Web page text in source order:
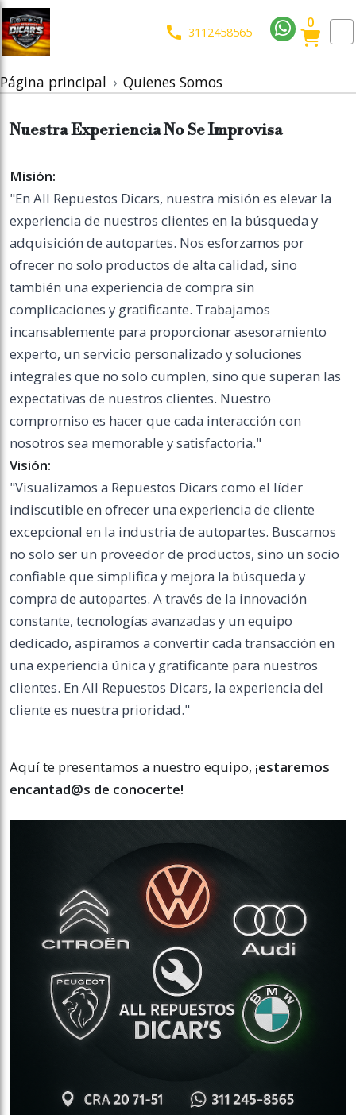
slideout menu. 3112458565
0
Página principal Quienes Somos
Nuestra Experiencia No Se Improvisa
Misión:
"En All Repuestos Dicars, nuestra misión es elevar la
experiencia de nuestros clientes en la búsqueda y
adquisición de autopartes. Nos esforzamos por
ofrecer no solo productos de alta calidad, sino
también una experiencia de compra sin
complicaciones y gratificante. Trabajamos
incansablemente para proporcionar asesoramiento
experto, un servicio personalizado y soluciones
integrales que no solo cumplen, sino que superan las
expectativas de nuestros clientes. Nuestro
compromiso es hacer que cada interacción con
nosotros sea memorable y satisfactoria."
Visión:
"Visualizamos a Repuestos Dicars como el líder
indiscutible en ofrecer una experiencia de cliente
excepcional en la industria de autopartes. Buscamos
no solo ser un proveedor de productos, sino un socio
confiable que simplifica y mejora la búsqueda y
compra de autopartes. A través de la innovación
constante, tecnologías avanzadas y un equipo
dedicado, aspiramos a convertir cada transacción en
una experiencia única y gratificante para nuestros
clientes. En All Repuestos Dicars, la experiencia del
cliente es nuestra prioridad."
Aquí te presentamos a nuestro equipo, ¡estaremos
encantad@s de conocerte!